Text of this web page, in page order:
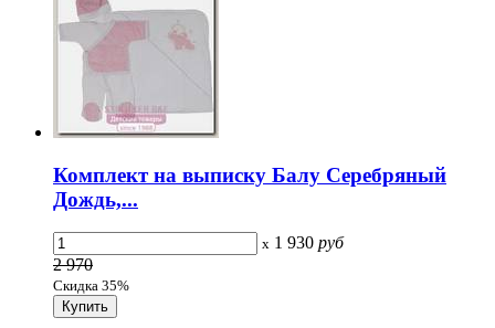
Комплект на выписку Балу Серебряный
Дождь,...
x 1 930 руб
2 970
Скидка 35%